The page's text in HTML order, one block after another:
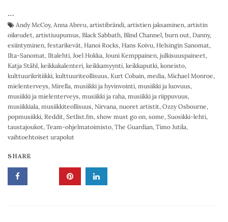
…
Andy McCoy, Anna Abreu, artistibrändi, artistien jaksaminen, artistin
oikeudet, artistiuupumus, Black Sabbath, Blind Channel, burn out, Danny,
esiintyminen, festarikevät, Hanoi Rocks, Hans Koivu, Helsingin Sanomat,
Ilta-Sanomat, Iltalehti, Joel Hokka, Jouni Kemppainen, julkisuuspaineet,
Katja Ståhl, keikkakalenteri, keikkamyynti, keikkaputki, koneisto,
kulttuurikritiikki, kulttuuriteollisuus, Kurt Cobain, media, Michael Monroe,
mielenterveys, Mirella, musiikki ja hyvinvointi, musiikki ja luovuus,
musiikki ja mielenterveys, musiikki ja raha, musiikki ja riippuvuus,
musiikkiala, musiikkiteollisuus, Nirvana, nuoret artistit, Ozzy Osbourne,
popmusiikki, Reddit, Setlist.fm, show must go on, some, Suosikki-lehti,
taustajoukot, Team-ohjelmatoimisto, The Guardian, Timo Jutila,
vaihtoehtoiset urapolut
SHARE